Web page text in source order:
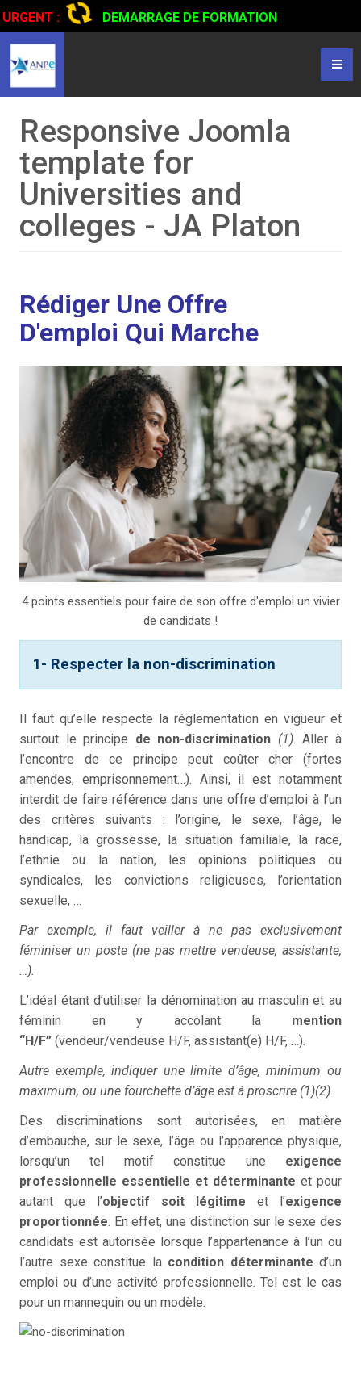
URGENT :
DEMARRAGE DE FORMATION
CERTIFIANTE EN CONDUITE DE CAMIONS...CLIQUER POUR
LIRE
Responsive Joomla
template for
Universities and
colleges - JA Platon
Rédiger Une Offre
D'emploi Qui Marche
4 points essentiels pour faire de son offre d'emploi un vivier
de candidats !
1- Respecter la non-discrimination
Il faut qu’elle respecte la réglementation en vigueur et
surtout le principe de non-discrimination (1). Aller à
l’encontre de ce principe peut coûter cher (fortes
amendes, emprisonnement…). Ainsi, il est notamment
interdit de faire référence dans une offre d’emploi à l’un
des critères suivants : l’origine, le sexe, l’âge, le
handicap, la grossesse, la situation familiale, la race,
l’ethnie ou la nation, les opinions politiques ou
syndicales, les convictions religieuses, l’orientation
sexuelle, …
Par exemple, il faut veiller à ne pas exclusivement
féminiser un poste (ne pas mettre vendeuse, assistante,
…).
L’idéal étant d’utiliser la dénomination au masculin et au
féminin en y accolant la mention
“H/F” (vendeur/vendeuse H/F, assistant(e) H/F, …).
Autre exemple, indiquer une limite d’âge, minimum ou
maximum, ou une fourchette d’âge est à proscrire (1)(2).
Des discriminations sont autorisées, en matière
d’embauche, sur le sexe, l’âge ou l’apparence physique,
lorsqu’un tel motif constitue une exigence
professionnelle essentielle et déterminante et pour
autant que l’objectif soit légitime et l’exigence
proportionnée. En effet, une distinction sur le sexe des
candidats est autorisée lorsque l’appartenance à l’un ou
l’autre sexe constitue la condition déterminante d’un
emploi ou d’une activité professionnelle. Tel est le cas
pour un mannequin ou un modèle.